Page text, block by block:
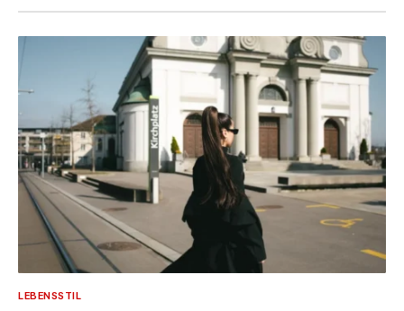
LEBENSSTIL